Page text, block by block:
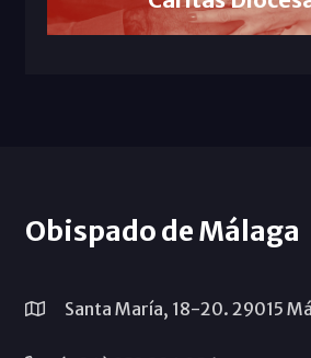
Obispado de Málaga
Santa María, 18-20. 29015